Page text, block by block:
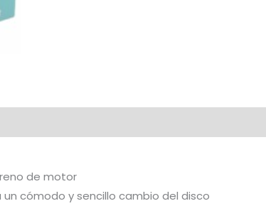
de motor
cómodo y sencillo cambio del disco